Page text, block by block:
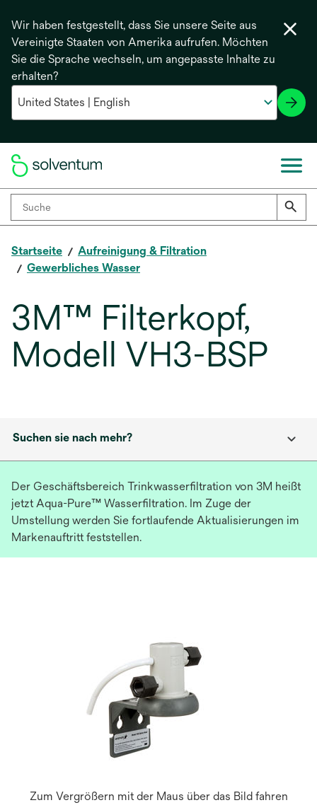
Wir haben festgestellt, dass Sie unsere Seite aus
Vereinigte Staaten von Amerika aufrufen. Möchten
Sie die Sprache wechseln, um angepasste Inhalte zu
erhalten?
Startseite
Aufreinigung & Filtration
Gewerbliches Wasser
3M™ Filterkopf,
Modell VH3-BSP
Suchen sie nach mehr?
Der Geschäftsbereich Trinkwasserfiltration von 3M heißt
jetzt Aqua-Pure™ Wasserfiltration. Im Zuge der
Umstellung werden Sie fortlaufende Aktualisierungen im
Markenauftritt feststellen.
Zum Vergrößern mit der Maus über das Bild fahren